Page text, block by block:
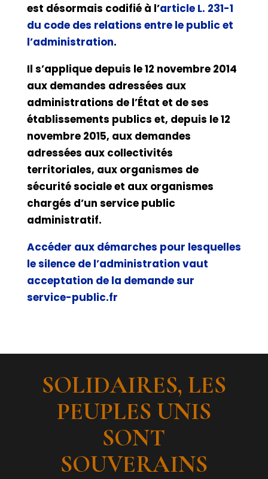
est désormais codifié à l’article L. 231-1
du code des relations entre le public et
l’administration.
Il s’applique depuis le 12 novembre 2014
aux demandes adressées aux
administrations de l’État et de ses
établissements publics et, depuis le 12
novembre 2015, aux demandes
adressées aux collectivités
territoriales, aux organismes de
sécurité sociale et aux organismes
chargés d’un service public
administratif.
Accéder aux démarches pour lesquelles
le silence de l’administration vaut
acceptation de la demande sur
service-public.fr
SOLIDAIRES, LES
PEUPLES UNIS
SONT
SOUVERAINS